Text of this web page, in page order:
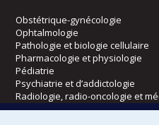
Obstétrique-gynécologie
Ophtalmologie
Pathologie et biologie cellulaire
Pharmacologie et physiologie
Pédiatrie
Psychiatrie et d’addictologie
Radiologie, radio-oncologie et